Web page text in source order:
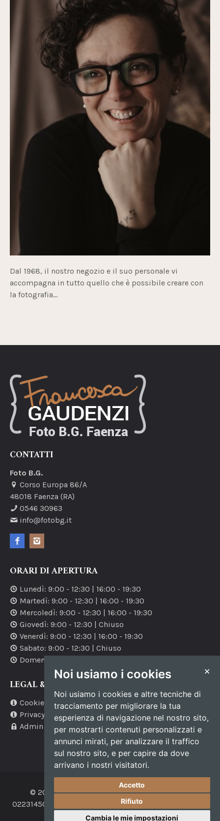
✕
Noi usiamo i cookies
Noi usiamo i cookies e altre tecniche di
tracciamento per migliorare la tua
esperienza di navigazione nel nostro sito,
per mostrarti contenuti personalizzati e
annunci mirati, per analizzare il traffico
sul nostro sito, e per capire da dove
arrivano i nostri visitatori.
Accetto
Rifiuto
Cambia le mie impostazioni
Dal 1968, il nostro negozio e il suo personale vi
accompagna in tutto quello che è possibile creare con
la fotografia...
CONTATTI
Foto B.G.
Corso Europa 86/A
48018 Faenza (RA)
0546 30963
info@fotobg.it
ORARI DI APERTURA
Lunedì: 9:00 - 12:30 | 16:00 - 19:30
Martedì: 9:00 - 12:30 | 16:00 - 19:30
Mercoledì: 9:00 - 12:30 | 16:00 - 19:30
Giovedì: 9:00 - 12:30 | Chiuso
Venerdì: 9:00 - 12:30 | 16:00 - 19:30
Sabato: 9:00 - 12:30 | Chiuso
Domenica
LEGAL & MORE
Cookie policy
Privacy policy
Admin
© 2017 Foto B.G. di Gaudenzi Francesca P. IVA
02231450392. Sviluppo HTML
Caterweb
CicoNET.